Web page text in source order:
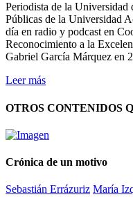
Periodista de la
Públicas de la Universidad
día en radio y podcast en
Reconocimiento a la
Gabriel García Márquez en
Leer más
OTROS CONTENIDOS
Crónica de un motivo
Sebastián Errázuriz María